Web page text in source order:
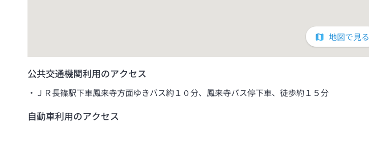
地図で見る
公共交通機関利用のアクセス
ＪＲ長篠駅下車鳳来寺方面ゆきバス約１０分、鳳来寺バス停下車、徒歩約１５分
自動車利用のアクセス